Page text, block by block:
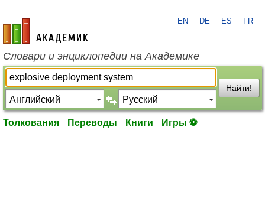
academic.ru
EN DE ES FR
Словари и энциклопедии на Академике
Найти!
Толкования Переводы Книги Игры ⚽